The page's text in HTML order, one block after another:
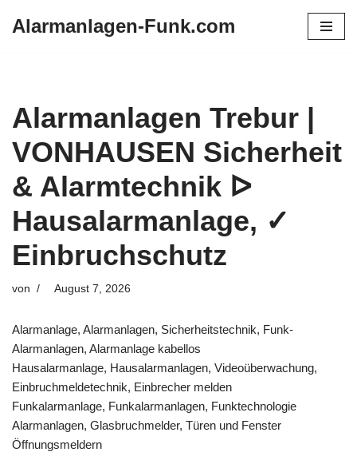
Alarmanlagen-Funk.com
Alarmanlagen Trebur |
VONHAUSEN Sicherheit
& Alarmtechnik ᐅ
Hausalarmanlage, ✓
Einbruchschutz
von August 7, 2026
Alarmanlage, Alarmanlagen, Sicherheitstechnik, Funk-
Alarmanlagen, Alarmanlage kabellos
Hausalarmanlage, Hausalarmanlagen, Videoüberwachung,
Einbruchmeldetechnik, Einbrecher melden
Funkalarmanlage, Funkalarmanlagen, Funktechnologie
Alarmanlagen, Glasbruchmelder, Türen und Fenster
Öffnungsmeldern